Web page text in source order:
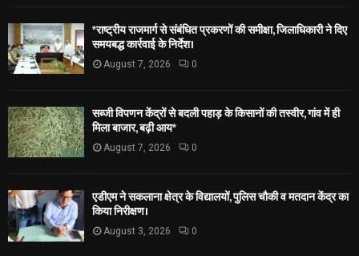
*राष्ट्रीय राजमार्ग से संबंधित प्रकरणों की समीक्षा, जिलाधिकारी ने दिए
समयबद्ध कार्रवाई के निर्देश।
August 7, 2026 0
सब्जी विपणन केंद्रों से बदली पहाड़ के किसानों की तस्वीर, गांव में ही
मिला बाजार, बढ़ी आय*
August 7, 2026 0
एडीएम ने सकलाना क्षेत्र के विद्यालयों, पुलिस चौकी व मतदान केंद्र का
किया निरीक्षण।
August 3, 2026 0